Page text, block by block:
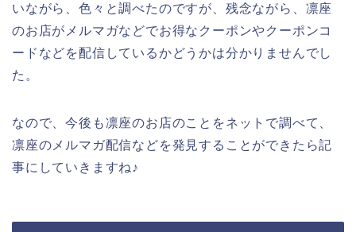
いながら、色々と調べたのですが、残念ながら、凛座
のお店がメルマガなどでお得なクーポンやクーポンコ
ードなどを配信しているかどうかは分かりませんでし
た。
なので、今後も凛座のお店のことをネットで調べて、
凛座のメルマガ配信などを発見することができたら記
事にしていきますね♪